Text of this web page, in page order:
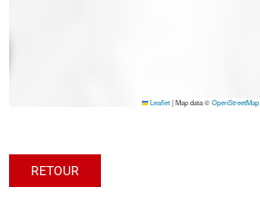
Leaflet|Map data ©OpenStreetMap
RETOUR